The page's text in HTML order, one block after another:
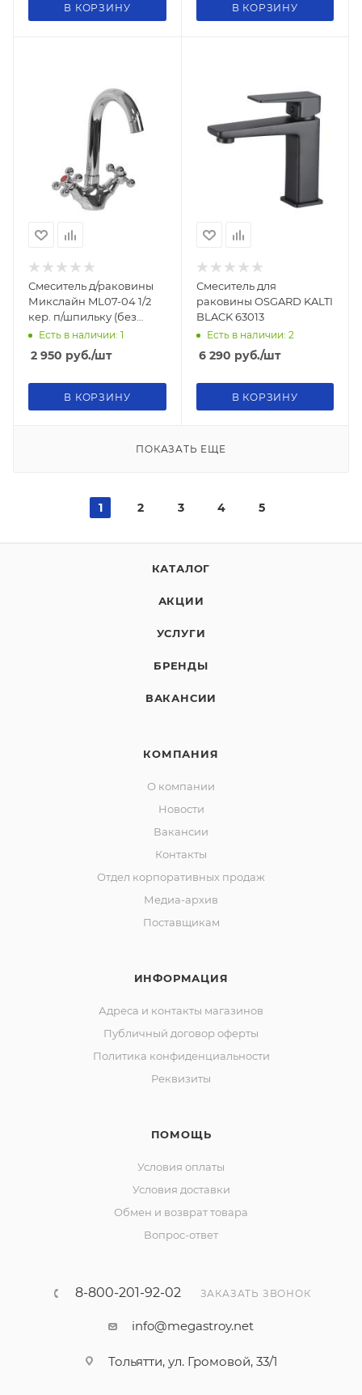
В КОРЗИНУ В КОРЗИНУ
Смеситель д/раковины
Микслайн ML07-04 1/2
кер. п/шпильку (без
подводки)
Есть в наличии: 1
2 950 руб./шт
В КОРЗИНУ
Смеситель для
раковины OSGARD KALTI
BLACK 63013
Есть в наличии: 2
6 290 руб./шт
В КОРЗИНУ
ПОКАЗАТЬ ЕЩЕ
1 2 3 4 5
КАТАЛОГ
АКЦИИ
УСЛУГИ
БРЕНДЫ
ВАКАНСИИ
КОМПАНИЯ
О компании
Новости
Вакансии
Контакты
Отдел корпоративных продаж
Медиа-архив
Поставщикам
ИНФОРМАЦИЯ
Адреса и контакты магазинов
Публичный договор оферты
Политика конфиденциальности
Реквизиты
ПОМОЩЬ
Условия оплаты
Условия доставки
Обмен и возврат товара
Вопрос-ответ
8-800-201-92-02 ЗАКАЗАТЬ ЗВОНОК
info@megastroy.net
Тольятти, ул. Громовой, 33/1